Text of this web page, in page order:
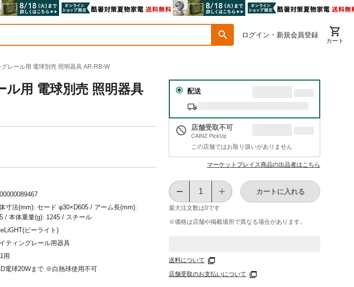
ログイン・新規会員登録
カート
レール用 電球別売 照明器具 AR-RB-W
用 電球別売 照明器具
配送
店舗受取不可
CAINZ PickUp
この店舗ではお取り扱いがありません
マーケットプレイス商品の出品者はこちら
最大注文数は0です
カートに入れる
※価格は​店舗や​掲載場所で​異なる​場合が​あります。
送料について
店舗受取のお支払いについて
寸法(mm): セード φ30×D605 / アーム長(mm):
/ 本体重量(g): 1245 / スチール
ビーライト)
ティングレール用器具
用
電球20Wまで ※白熱球使用不可